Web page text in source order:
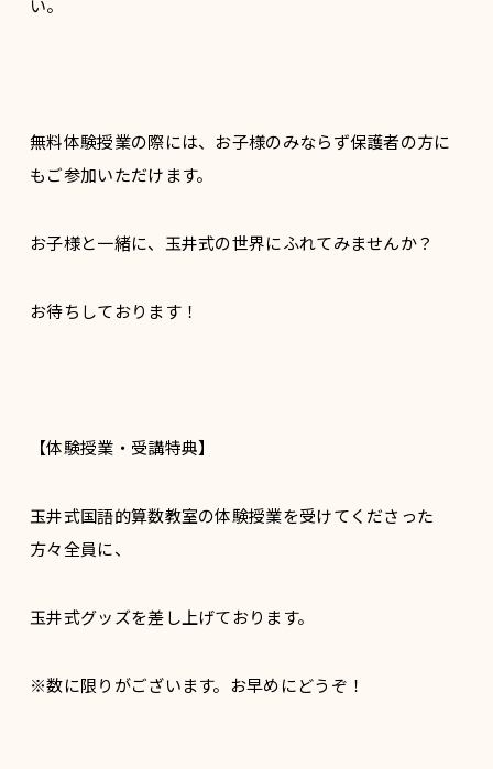
い。
無料体験授業の際には、お子様のみならず保護者の方に
もご参加いただけます。
お子様と一緒に、玉井式の世界にふれてみませんか？
お待ちしております！
【体験授業・受講特典】
玉井式国語的算数教室の体験授業を受けてくださった
方々全員に、
玉井式グッズを差し上げております。
※数に限りがございます。お早めにどうぞ！